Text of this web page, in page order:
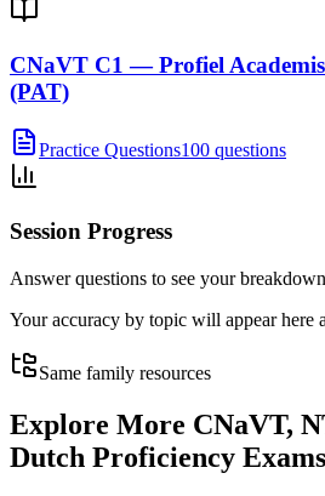
CNaVT C1 — Profiel
(PAT)
Practice Questions100 questions
Session Progress
Answer questions to see your breakdown
Your accuracy by topic will appear here
Same family resources
Explore More CNaVT,
Dutch Proficiency Exams